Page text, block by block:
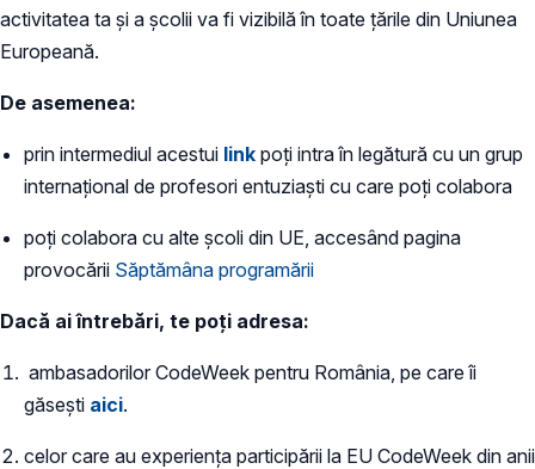
activitatea ta și a școlii va fi vizibilă în toate ţările din Uniunea
Europeană.
De asemenea:
prin intermediul acestui link poți intra în legătură cu un grup
internațional de profesori entuziaști cu care poți colabora
poți colabora cu alte şcoli din UE, accesând pagina
provocării Săptămâna programării
Dacă ai întrebări, te poţi adresa:
ambasadorilor CodeWeek pentru România, pe care îi
găseşti aici.
celor care au experiența participării la EU CodeWeek din anii